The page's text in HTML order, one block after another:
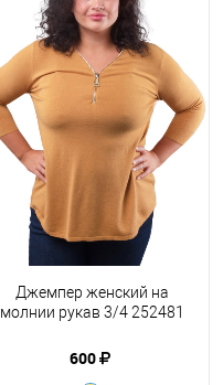
Джемпер женский на
молнии рукав 3/4 252481
600